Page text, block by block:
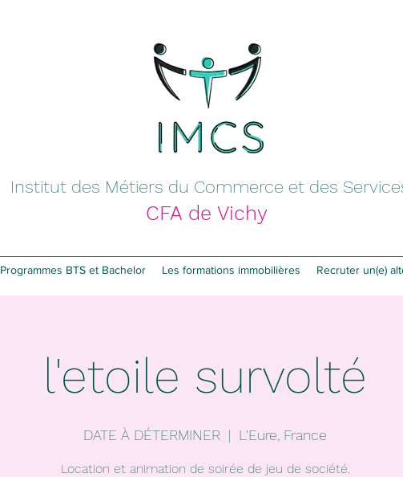
Institut des Métiers du Commerce et des
CFA de Vichy
Programmes BTS et Bachelor Les formations immobilières Recruter un(e)
l'etoile survolté
DATE À DÉTERMINER
  |
L'Eure, France
Location et animation de soirée de jeu de société.